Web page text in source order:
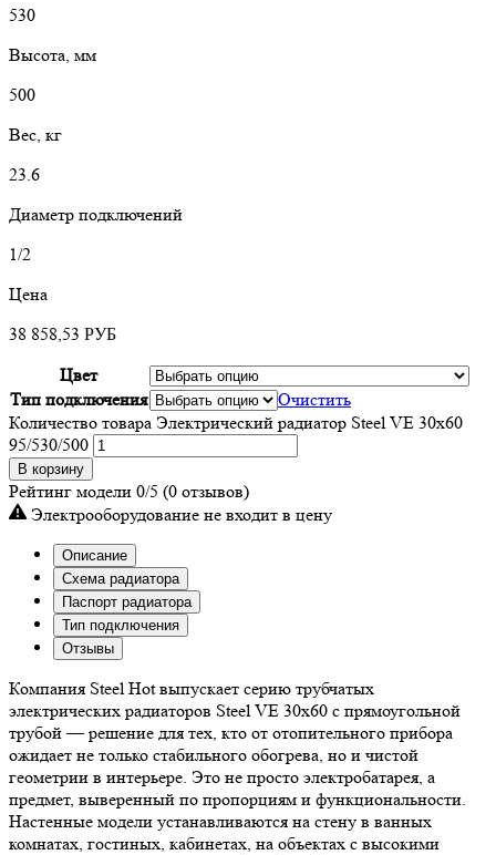
530
Высота, мм
500
Вес, кг
23.6
Диаметр подключений
1/2
Цена
38 858,53 РУБ
Цвет
Тип подключения
Очистить
Количество товара Электрический радиатор Steel VE 30х60
95/530/500
В корзину
Рейтинг модели 0/5 (0 отзывов)
Электрооборудование не входит в цену
Описание
Схема радиатора
Паспорт радиатора
Тип подключения
Отзывы
Компания Steel Hot выпускает серию трубчатых
электрических радиаторов Steel VE 30х60 с прямоугольной
трубой — решение для тех, кто от отопительного прибора
ожидает не только стабильного обогрева, но и чистой
геометрии в интерьере. Это не просто электробатарея, а
предмет, выверенный по пропорциям и функциональности.
Настенные модели устанавливаются на стену в ванных
комнатах, гостиных, кабинетах, на объектах с высокими